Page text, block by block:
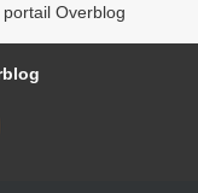
Overblog